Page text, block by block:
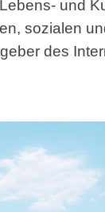
und
sozialen
des